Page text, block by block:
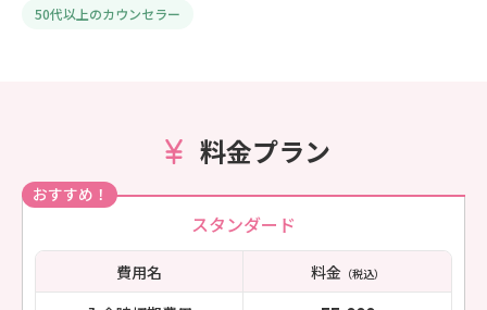
50代以上のカウンセラー
料金プラン
おすすめ！
スタンダード
費用名 料金（税込）